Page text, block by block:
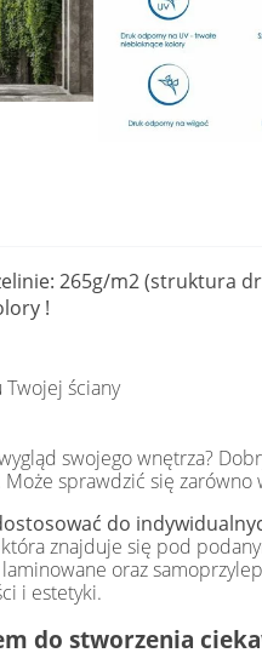
265g/m2 (struktura
!
ściany
swojego wnętrza?
sprawdzić się zarówno
do
która znajduje się pod
oraz
i estetyki.
do stworzenia